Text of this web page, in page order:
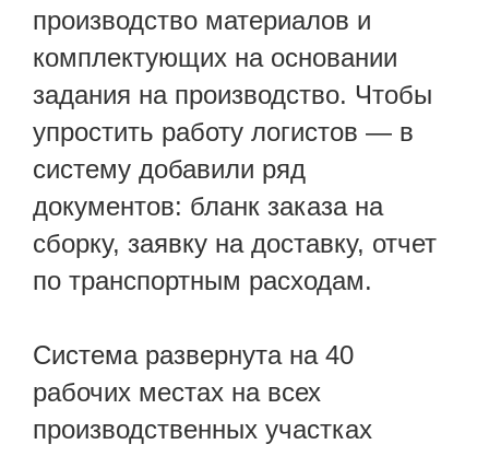
производство материалов и
комплектующих на основании
задания на производство. Чтобы
упростить работу логистов — в
систему добавили ряд
документов: бланк заказа на
сборку, заявку на доставку, отчет
по транспортным расходам.
Система развернута на 40
рабочих местах на всех
производственных участках